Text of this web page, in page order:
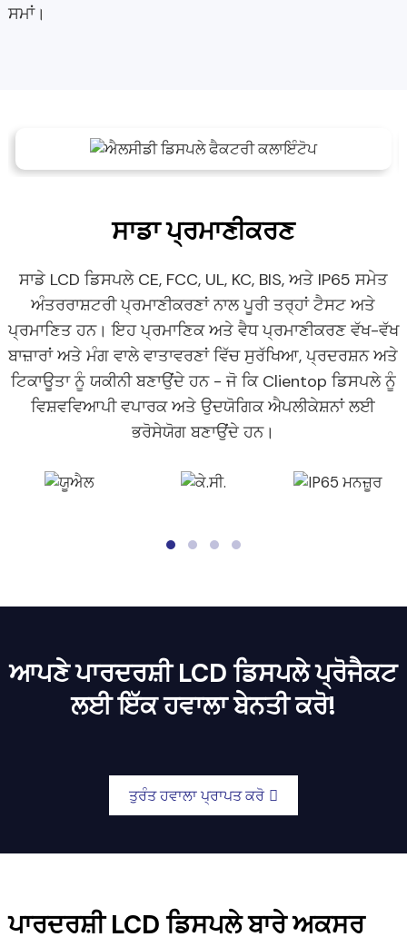
ਸਮਾਂ।
ਸਾਡਾ ਪ੍ਰਮਾਣੀਕਰਣ
ਸਾਡੇ LCD ਡਿਸਪਲੇ CE, FCC, UL, KC, BIS, ਅਤੇ IP65 ਸਮੇਤ
ਅੰਤਰਰਾਸ਼ਟਰੀ ਪ੍ਰਮਾਣੀਕਰਣਾਂ ਨਾਲ ਪੂਰੀ ਤਰ੍ਹਾਂ ਟੈਸਟ ਅਤੇ
ਪ੍ਰਮਾਣਿਤ ਹਨ। ਇਹ ਪ੍ਰਮਾਣਿਕ ​​ਅਤੇ ਵੈਧ ਪ੍ਰਮਾਣੀਕਰਣ ਵੱਖ-ਵੱਖ
ਬਾਜ਼ਾਰਾਂ ਅਤੇ ਮੰਗ ਵਾਲੇ ਵਾਤਾਵਰਣਾਂ ਵਿੱਚ ਸੁਰੱਖਿਆ, ਪ੍ਰਦਰਸ਼ਨ ਅਤੇ
ਟਿਕਾਊਤਾ ਨੂੰ ਯਕੀਨੀ ਬਣਾਉਂਦੇ ਹਨ - ਜੋ ਕਿ Clientop ਡਿਸਪਲੇ ਨੂੰ
ਵਿਸ਼ਵਵਿਆਪੀ ਵਪਾਰਕ ਅਤੇ ਉਦਯੋਗਿਕ ਐਪਲੀਕੇਸ਼ਨਾਂ ਲਈ
ਭਰੋਸੇਯੋਗ ਬਣਾਉਂਦੇ ਹਨ।
ਆਪਣੇ ਪਾਰਦਰਸ਼ੀ LCD ਡਿਸਪਲੇ ਪ੍ਰੋਜੈਕਟ
ਲਈ ਇੱਕ ਹਵਾਲਾ ਬੇਨਤੀ ਕਰੋ!
ਤੁਰੰਤ ਹਵਾਲਾ ਪ੍ਰਾਪਤ ਕਰੋ
ਪਾਰਦਰਸ਼ੀ LCD ਡਿਸਪਲੇ ਬਾਰੇ ਅਕਸਰ